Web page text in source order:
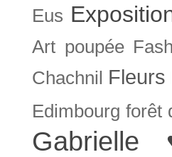
Eus
Art poupée
Chachnil Fleurs
Edimbourg forêt
Gabrielle